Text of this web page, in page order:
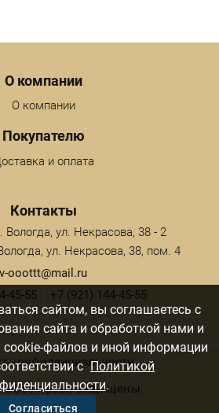
О компании
О компании
Покупателю
и оплата
Контакты
Вологда, ул. Некрасова, 38 - 2
ул. Некрасова, 38, пом. 4
v-ooottt@mail.ru
45-55
+7 (921) 144-45-55
Все права защищены.
конфиденциальности
сайтом, вы соглашаетесь с
сайта и обработкой нами и
файлов и иной информации
с Политикой
.
Согласиться